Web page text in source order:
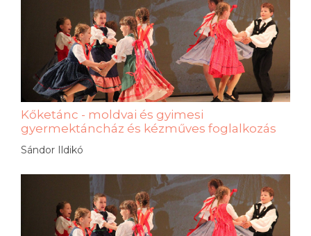
Kőketánc - moldvai és gyimesi
gyermektáncház és kézműves foglalkozás
Sándor Ildikó